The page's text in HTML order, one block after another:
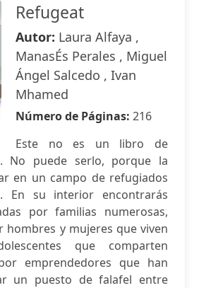
Refugeat
Autor: Laura Alfaya ,
ManasÉs Perales , Miguel
Ángel Salcedo , Ivan
Mhamed
Número de Páginas: 216
Este no es un libro de
No puede serlo, porque la
en un campo de refugiados
En su interior encontrarás
por familias numerosas,
hombres y mujeres que viven
que comparten
emprendedores que han
un puesto de falafel entre